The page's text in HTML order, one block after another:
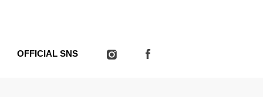
OFFICIAL SNS